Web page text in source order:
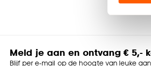
Klik op
Goed
Meld je aan en ontvang € 5,-
Blijf per e-mail op de hoogte van leuke